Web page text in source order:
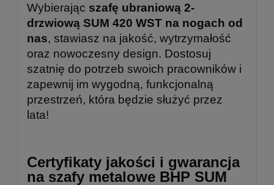
Wybierając szafę ubraniową 2-
drzwiową SUM 420 WST na nogach od
nas, stawiasz na jakość, wytrzymałość
oraz nowoczesny design. Dostosuj
szatnię do potrzeb swoich pracowników i
zapewnij im wygodną, funkcjonalną
przestrzeń, która będzie służyć przez
lata!
Certyfikaty jakości i gwarancja
na szafy metalowe BHP SUM